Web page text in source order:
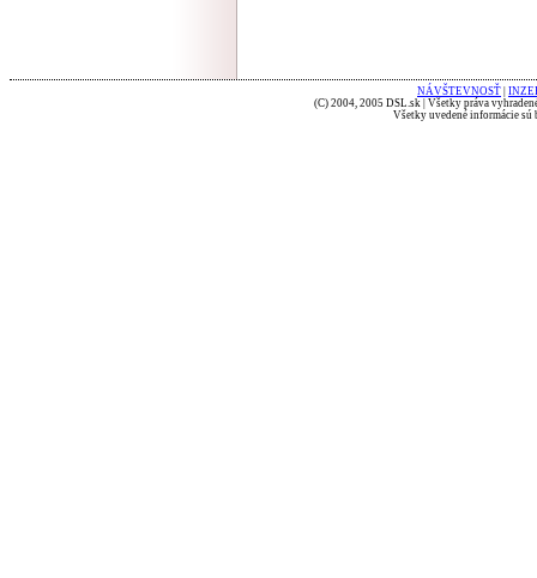
NÁVŠTEVNOSŤ
(C) 2004, 2005 DSL.sk | Všetky práva
Všetky uvedené informácie sú